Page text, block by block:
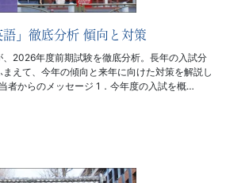
」徹底分析 傾向と対策
、2026年度前期試験を徹底分析。長年の入試分
えて、今年の傾向と来年に向けた対策を解説し
者からのメッセージ 1．今年度の入試を概…